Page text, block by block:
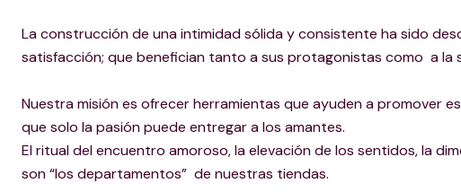
La construcción de una intimidad sólida y consistente ha sido
satisfacción; que benefician tanto a sus protagonistas como a la
Nuestra misión es ofrecer herramientas que ayuden a promover
que solo la pasión puede entregar a los amantes.
El ritual del encuentro amoroso, la elevación de los sentidos, la
son “los departamentos” de nuestras tiendas.